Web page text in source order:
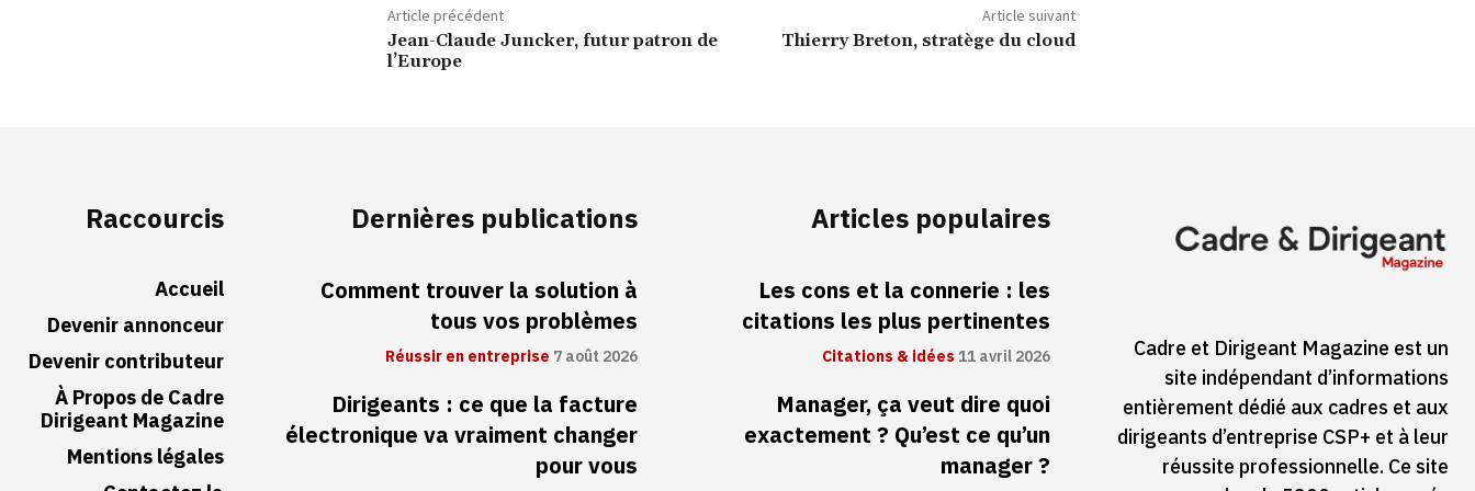
Article précédent
Jean-Claude Juncker, futur patron de
l’Europe
Article suivant
Thierry Breton, stratège du cloud
Raccourcis
Accueil
Devenir annonceur
Devenir contributeur
À Propos de Cadre
Dirigeant Magazine
Mentions légales
Dernières publications
Comment trouver la solution à
tous vos problèmes
Réussir en entreprise 7 août 2026
Dirigeants : ce que la facture
électronique va vraiment changer
pour vous
Articles populaires
Les cons et la connerie : les
citations les plus pertinentes
Citations & idées11 avril 2026
Manager, ça veut dire quoi
exactement ? Qu’est ce qu’un
manager ?
Cadre et Dirigeant Magazine est un
site indépendant d’informations
entièrement dédié aux cadres et aux
dirigeants d’entreprise CSP+ et à leur
réussite professionnelle. Ce site